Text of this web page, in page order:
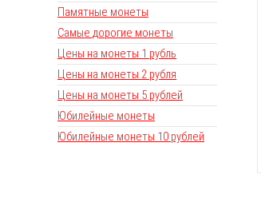
Памятные монеты
Самые дорогие монеты
Цены на монеты 1 рубль
Цены на монеты 2 рубля
Цены на монеты 5 рублей
Юбилейные монеты
Юбилейные монеты 10 рублей